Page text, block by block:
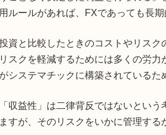
ルールがあれば、FXであっても長
資と比較したときのコストやリス
スクを軽減するためには多くの労
システマチックに構築されている
「収益性」は二律背反ではないとい
すが、そのリスクをいかに管理す